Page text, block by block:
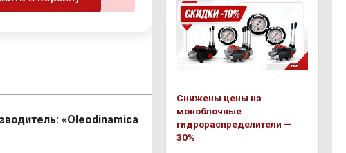
«Oleodinamica
лишних затрат и
Снижены цены на
моноблочные
гидрораспределители —
30%